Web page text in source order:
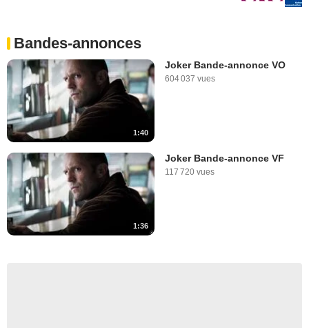
Bandes-annonces
1:40
Joker Bande-annonce VO
604 037 vues
1:36
Joker Bande-annonce VF
117 720 vues